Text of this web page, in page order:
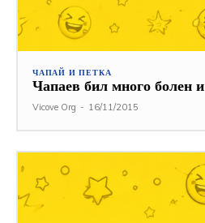
ЧАПАЙ И ПЕТКА
Чапаев бил много болен
Vicove Org - 16/11/2015